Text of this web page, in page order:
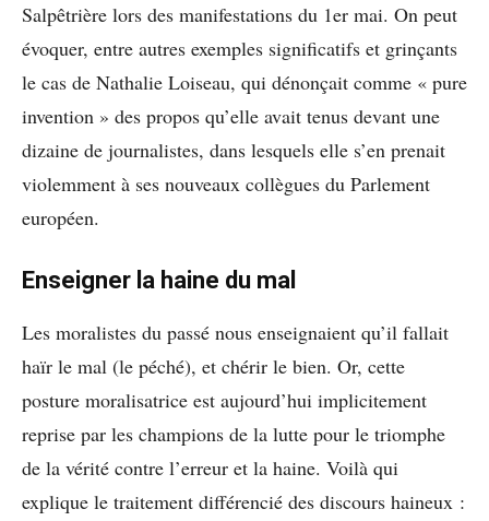
Salpêtrière lors des manifestations du 1er mai. On peut
évoquer, entre autres exemples significatifs et grinçants
le cas de Nathalie Loiseau, qui dénonçait comme « pure
invention » des propos qu’elle avait tenus devant une
dizaine de journalistes, dans lesquels elle s’en prenait
violemment à ses nouveaux collègues du Parlement
européen.
Enseigner la haine du mal
Les moralistes du passé nous enseignaient qu’il fallait
haïr le mal (le péché), et chérir le bien. Or, cette
posture moralisatrice est aujourd’hui implicitement
reprise par les champions de la lutte pour le triomphe
de la vérité contre l’erreur et la haine. Voilà qui
explique le traitement différencié des discours haineux :